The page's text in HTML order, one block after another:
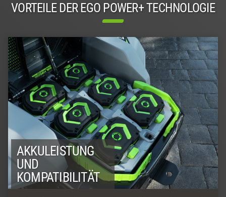
VORTEILE DER EGO POWER+ TECHNOLOGIE
AKKULEISTUNG
UND
KOMPATIBILITÄT